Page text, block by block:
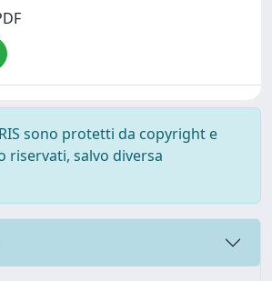
sono protetti da copyright e
salvo diversa